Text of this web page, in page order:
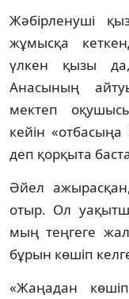
Жәбірленуші
жұмысқа
үлкен қызы
Анасының
мектеп
кейін «отбасыңа
деп қорқыта
Әйел
отыр. Ол
мың теңгеге
бұрын көшіп
«Жаңадан көшіп